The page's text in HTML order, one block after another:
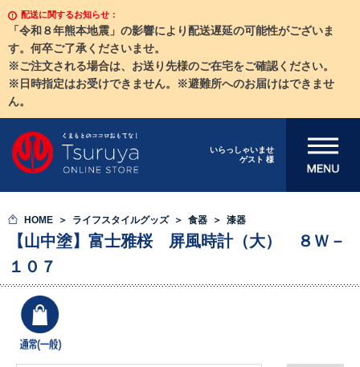
配送に関するお知らせ：
「令和８年熊本地震」の影響により配送遅延の可能性がございま
す。何卒ご了承くださいませ。
※ご注文される場合は、お送り先様のご在宅をご確認ください。
※日時指定はお受けできません。※避難所へのお届けはできませ
ん。
いらっしゃいませ
ゲスト 様
メニューを開
HOME ライフスタイルグッズ 食器 漆器
【山中塗】富士雅桜 屏風時計（大） ８Ｗ－
１０７